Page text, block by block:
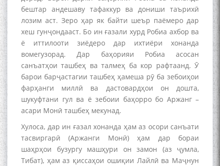
бештар андешаву тафаккур ва дониши таърихӣ
лозим аст. Зеро ҳар як байти шеър паёмеро дар
хеш гунҷондааст. Бо ин ғазали хурд Робиа ахбор ва
ё иттилооти зиёдеро дар ихтиёри хонанда
вомегузорад. Дар баҳорияи Робиа асосан
санъатҳои ташбеҳ ва талмеҳ ба кор рафтаанд. Ӯ
барои барҷастагии ташбеҳ ҳамеша рӯ ба зебоиҳои
фарҳанги миллӣ ва дастовардҳои он дошта,
шукуфтани гул ва ё зебоии баҳорро бо Аржанг –
асари Монӣ ташбеҳ мекунад.
Хулоса, дар ин ғазал хонанда ҳам аз осори санъати
тасвиргарӣ (Аржанги Монӣ) ҳам дар бораи
шаҳрҳои бузургу машҳури он замон (аз ҷумла,
Тибат), ҳам аз қиссаҳои ошиқии Лайлӣ ва Маҷнун